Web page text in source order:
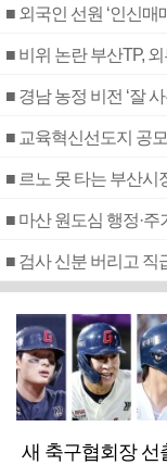
■ 외국인 선원 ‘인신
■ 비위 논란 부산TP,
■ 경남 농정 비전 ‘잘
■ 교육혁신선도지 공
■ 르노 못 타는 부산
■ 마산 원도심 행정·
새 축구협회장